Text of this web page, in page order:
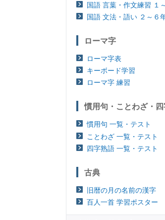
国語 言葉・作文練習 １
国語 文法・語い ２～６
ローマ字
ローマ字表
キーボード学習
ローマ字 練習
慣用句・ことわざ・
慣用句 一覧・テスト
ことわざ 一覧・テスト
四字熟語 一覧・テスト
古典
旧暦の月の名前の漢字
百人一首 学習ポスター